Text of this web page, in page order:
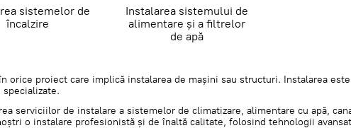
sistemelor de
încalzire
Instalarea sistemului de
alimentare și a filtrelor
de apă
orice proiect care implică instalarea de mașini sau structuri. Instalarea
serviciilor de instalare a sistemelor de climatizare, alimentare cu apă,
o instalare profesionistă și de înaltă calitate, folosind tehnologii